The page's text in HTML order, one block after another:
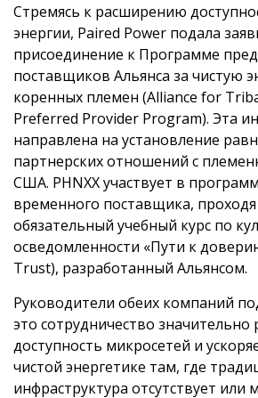
Стремясь к расширению
энергии, Paired Power подала
присоединение к Программе
поставщиков Альянса за чистую
коренных племен (Alliance for
Preferred Provider Program). Эта
направлена на установление
партнерских отношений с
США. PHNXX участвует в
временного поставщика,
обязательный учебный курс по
осведомленности «Пути к
Trust), разработанный Альянсом.
Руководители обеих компаний
это сотрудничество значительно
доступность микросетей и
чистой энергетике там, где
инфраструктура отсутствует или